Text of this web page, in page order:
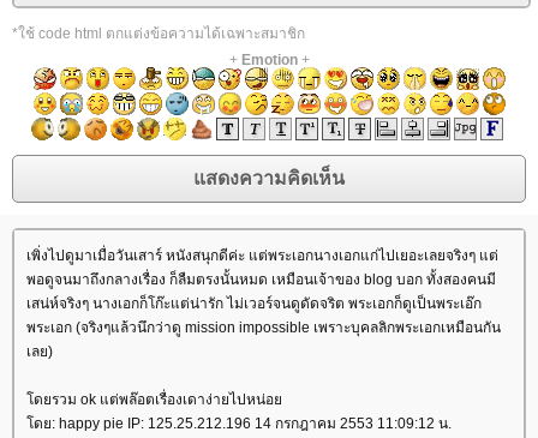
*ใช้ code html ตกแต่งข้อความได้เฉพาะสมาชิก
+ Emotion+
เพิ่งไปดูมาเมื่อวันเสาร์ หนังสนุกดีค่ะ แต่พระเอกนางเอกแก่ไปเยอะเลยจริงๆ แต่
พอดูจนมาถึงกลางเรื่อง ก็ลืมตรงนั้นหมด เหมือนเจ้าของ blog บอก ทั้งสองคนมี
เสน่ห์จริงๆ นางเอกก็โก๊ะแต่น่ารัก ไม่เวอร์จนดูดัดจริต พระเอกก็ดูเป็นพระเอ๊ก
พระเอก (จริงๆแล้วนึกว่าดู mission impossible เพราะบุคลลิกพระเอกเหมือนกัน
เลย)
ดยรวม ok แต่พล๊อตเรื่องเดาง่ายไปหน่อ
ดย: happy pie IP: 125.25.212.196 14 กรกฎาคม 2553 11:09:12 น.